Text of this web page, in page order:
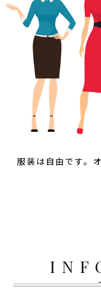
服装は自由です。